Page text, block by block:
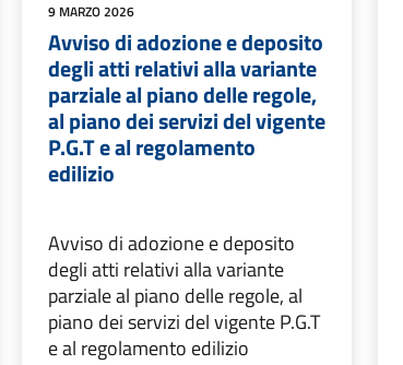
9 MARZO 2026
Avviso di adozione e deposito
degli atti relativi alla variante
parziale al piano delle regole,
al piano dei servizi del vigente
P.G.T e al regolamento
edilizio
Avviso di adozione e deposito
degli atti relativi alla variante
parziale al piano delle regole, al
piano dei servizi del vigente P.G.T
e al regolamento edilizio